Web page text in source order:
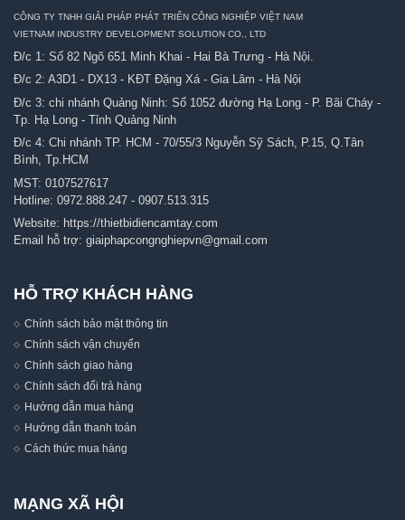
CÔNG TY TNHH GIẢI PHÁP PHÁT TRIỂN CÔNG NGHIỆP VIỆT NAM
VIETNAM INDUSTRY DEVELOPMENT SOLUTION CO., LTD
Đ/c 1: Số 82 Ngõ 651 Minh Khai - Hai Bà Trưng - Hà Nội.
Đ/c 2: A3D1 - DX13 - KĐT Đặng Xá - Gia Lâm - Hà Nội
Đ/c 3: chi nhánh Quảng Ninh: Số 1052 đường Hạ Long - P. Bãi Cháy -
Tp. Hạ Long - Tỉnh Quảng Ninh
Đ/c 4: Chi nhánh TP. HCM - 70/55/3 Nguyễn Sỹ Sách, P.15, Q.Tân
Bình, Tp.HCM
MST: 0107527617
Hotline: 0972.888.247 - 0907.513.315
Website: https://thietbidiencamtay.com
Email hỗ trợ: giaiphapcongnghiepvn@gmail.com
HỖ TRỢ KHÁCH HÀNG
Chính sách bảo mật thông tin
Chính sách vận chuyển
Chính sách giao hàng
Chính sách đổi trả hàng
Hướng dẫn mua hàng
Hướng dẫn thanh toán
Cách thức mua hàng
MẠNG XÃ HỘI